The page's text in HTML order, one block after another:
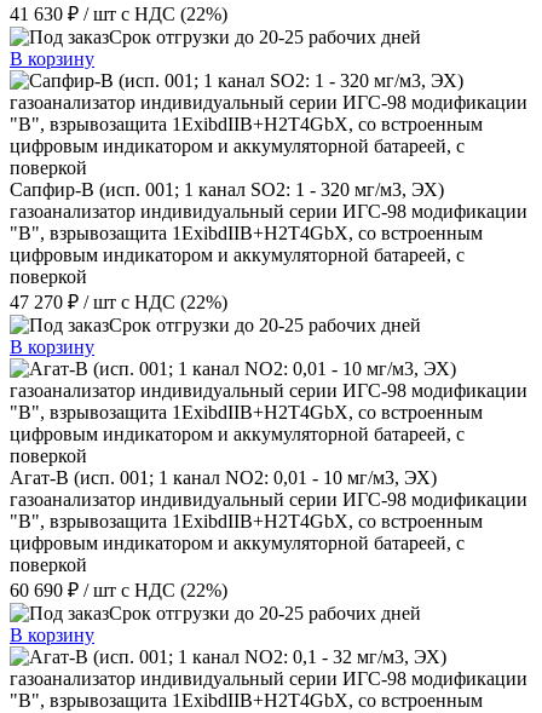
41 630 ₽ / шт с НДС (22%)
Срок отгрузки до 20-25 рабочих дней
В корзину
Сапфир-В (исп. 001; 1 канал SO2: 1 - 320 мг/м3, ЭХ)
газоанализатор индивидуальный серии ИГС-98 модификации
"В", взрывозащита 1ExibdIIB+H2T4GbX, со встроенным
цифровым индикатором и аккумуляторной батареей, с
поверкой
47 270 ₽ / шт с НДС (22%)
Срок отгрузки до 20-25 рабочих дней
В корзину
Агат-В (исп. 001; 1 канал NO2: 0,01 - 10 мг/м3, ЭХ)
газоанализатор индивидуальный серии ИГС-98 модификации
"В", взрывозащита 1ExibdIIB+H2T4GbX, со встроенным
цифровым индикатором и аккумуляторной батареей, с
поверкой
60 690 ₽ / шт с НДС (22%)
Срок отгрузки до 20-25 рабочих дней
В корзину